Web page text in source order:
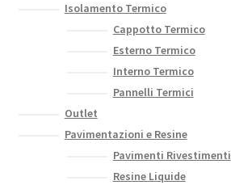
Isolamento Termico
Cappotto Termico
Esterno Termico
Interno Termico
Pannelli Termici
Outlet
Pavimentazioni e Resine
Pavimenti Rivestimenti
Resine Liquide